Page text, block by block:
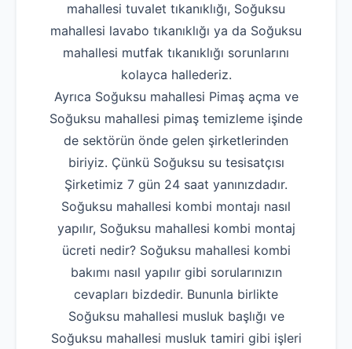
mahallesi tuvalet tıkanıklığı, Soğuksu
mahallesi lavabo tıkanıklığı ya da Soğuksu
mahallesi mutfak tıkanıklığı sorunlarını
kolayca hallederiz.
Ayrıca Soğuksu mahallesi Pimaş açma ve
Soğuksu mahallesi pimaş temizleme işinde
de sektörün önde gelen şirketlerinden
biriyiz. Çünkü Soğuksu su tesisatçısı
Şirketimiz 7 gün 24 saat yanınızdadır.
Soğuksu mahallesi kombi montajı nasıl
yapılır, Soğuksu mahallesi kombi montaj
ücreti nedir? Soğuksu mahallesi kombi
bakımı nasıl yapılır gibi sorularınızın
cevapları bizdedir. Bununla birlikte
Soğuksu mahallesi musluk başlığı ve
Soğuksu mahallesi musluk tamiri gibi işleri